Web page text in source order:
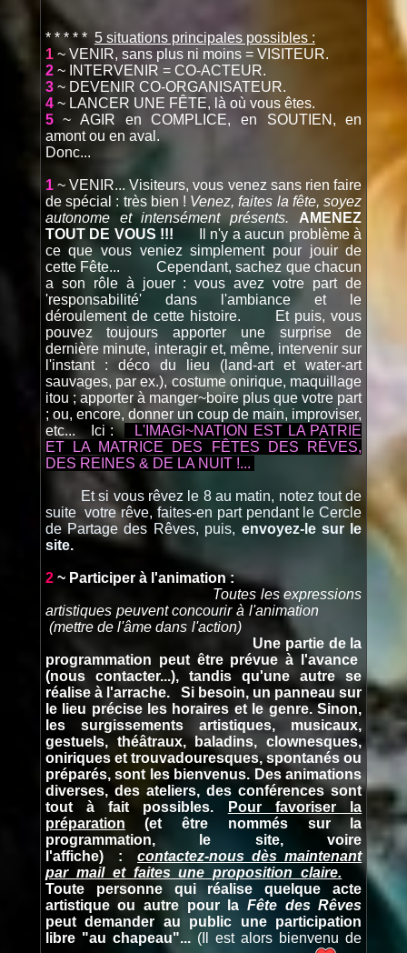
* * * * * 5 situations principales possibles :
1 ~ VENIR, sans plus ni moins = VISITEUR.
2 ~ INTERVENIR = CO-ACTEUR.
3 ~ DEVENIR CO-ORGANISATEUR.
4~ LANCER UNE FÊTE, là où vous êtes.
5~ AGIR en COMPLICE, en SOUTIEN, en
amont ou en aval.
Donc...
1~ VENIR... Visiteurs, vous venez sans rien faire
de spécial : très bien ! Venez, faites la fête, soyez
autonome et intensément présents.
AMENEZ
TOUT DE VOUS !!!
Il n'y a aucun problème à
ce que vous veniez simplement pour jouir de
cette Fête... Cependant, sachez que chacun
a son rôle à jouer : vous avez votre part de
'responsabilité' dans l'ambiance et le
déroulement de cette histoire. Et puis, vous
pouvez toujours apporter une surprise de
dernière minute, interagir et, même, intervenir sur
l'instant : déco du lieu (land-art et water-art
sauvages, par ex.), costume onirique, maquillage
itou ; apporter à manger~boire plus que votre part
; ou, encore, donner un coup de main, improviser,
etc... Ici :
L'IMAGI~NATION EST LA PATRIE
ET LA MATRICE DES FÊTES DES RÊVES,
DES REINES & DE LA NUIT !...
Et si vous rêvez le 8 au matin, notez tout de
suite votre rêve, faites-en part pendant le Cercle
de Partage des Rêves, puis, envoyez-le sur le
site.
2~ Participer à l'animation :
Toutes les expressions
artistiques peuvent concourir à l'animation
(mettre de l'âme dans l'action)
Une partie de la
programmation peut être prévue à l'avance
(nous contacter...), tandis qu'une autre se
réalise à l'arrache. Si besoin, un panneau sur
le lieu précise les horaires et le genre. Sinon,
les surgissements artistiques, musicaux,
gestuels, théâtraux, baladins, clownesques,
oniriques et trouvadouresques, spontanés ou
préparés, sont les bienvenus. Des animations
diverses, des ateliers, des conférences sont
tout à fait possibles.
Pour favoriser la
préparation (et être nommés sur la
programmation, le site, voire
l'affiche) :contactez-nous dès maintenant
par mail et faites une proposition claire.
Toute personne qui réalise quelque acte
artistique ou autre pour la Fête des Rêves
peut demander au public une participation
libre "au chapeau"... (Il est alors bienvenu de